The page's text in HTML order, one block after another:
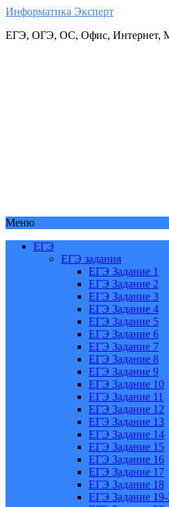
Информатика Эксперт
ЕГЭ, ОГЭ, ОС, Офис, Интернет,
Меню
ЕГЭ
ЕГЭ задания
ЕГЭ Задание 1
ЕГЭ Задание 2
ЕГЭ Задание 3
ЕГЭ Задание 4
ЕГЭ Задание 5
ЕГЭ Задание 6
ЕГЭ Задание 7
ЕГЭ Задание 8
ЕГЭ Задание 9
ЕГЭ Задание 10
ЕГЭ Задание 11
ЕГЭ Задание 12
ЕГЭ Задание 13
ЕГЭ Задание 14
ЕГЭ Задание 15
ЕГЭ Задание 16
ЕГЭ Задание 17
ЕГЭ Задание 18
ЕГЭ Задание 19-